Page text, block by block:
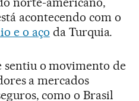
acontecendo com o
e o aço da Turquia.
o movimento de
a mercados
como o Brasil